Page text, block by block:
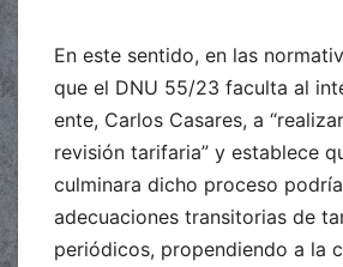
En este sentido, en las
que el DNU 55/23 faculta al
ente, Carlos Casares, a
revisión tarifaria” y establece
culminara dicho proceso
adecuaciones transitorias de
periódicos, propendiendo a la